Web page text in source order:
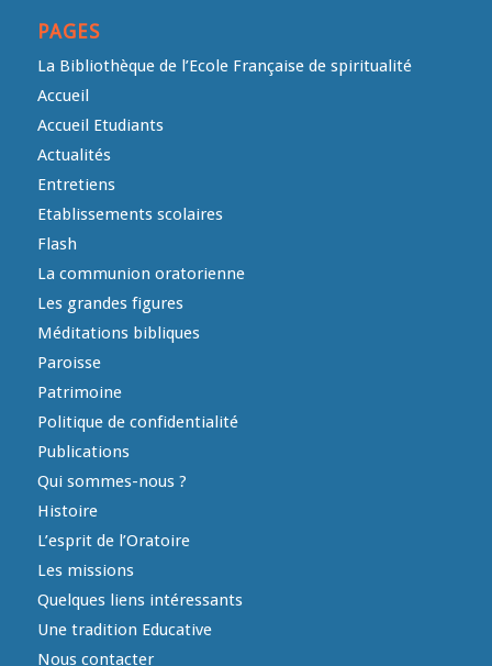
PAGES
La Bibliothèque de l’Ecole Française de spiritualité
Accueil
Accueil Etudiants
Actualités
Entretiens
Etablissements scolaires
Flash
La communion oratorienne
Les grandes figures
Méditations bibliques
Paroisse
Patrimoine
Politique de confidentialité
Publications
Qui sommes-nous ?
Histoire
L’esprit de l’Oratoire
Les missions
Quelques liens intéressants
Une tradition Educative
Nous contacter